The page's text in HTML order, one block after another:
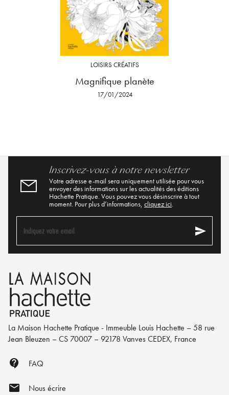
LOISIRS CRÉATIFS
Magnifique planète
17/01/2024
Inscrivez-vous à notre newsletter
Votre adresse e-mail sera uniquement utilisée pour vous
envoyer des informations sur les actualités des éditions
Hachette Pratique. Vous pouvez vous désinscrire à tout
moment. Pour plus d’informations, cliquez ici.
Indiquez votre email send
La Maison Hachette Pratique - Immeuble Louis Hachette – 58 rue
Jean Bleuzen – CS 70007 – 92178 Vanves CEDEX, France
contact_support FAQ
mail Nous écrire